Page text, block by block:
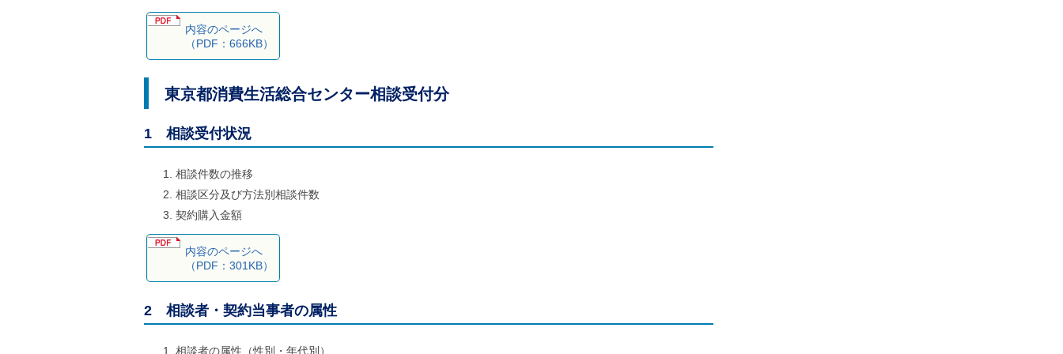
内容のページへ
（PDF：666KB）
東京都消費生活総合センター相談受付分
1 相談受付状況
相談件数の推移
相談区分及び方法別相談件数
契約購入金額
内容のページへ
（PDF：301KB）
2 相談者・契約当事者の属性
相談者の属性（性別・年代別）